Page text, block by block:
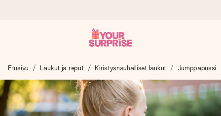
Valmistamme lahjasi huolella ja lähetämme sen hetkessä,
jotta voit antaa sen juuri oikeaan aikaan, kun sillä on eniten
merkitystä.
Etusivu Laukut ja reput Kiristysnauhalliset laukut Jumppapussi